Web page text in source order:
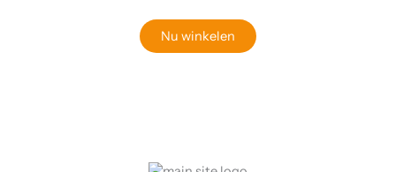
Nu winkelen